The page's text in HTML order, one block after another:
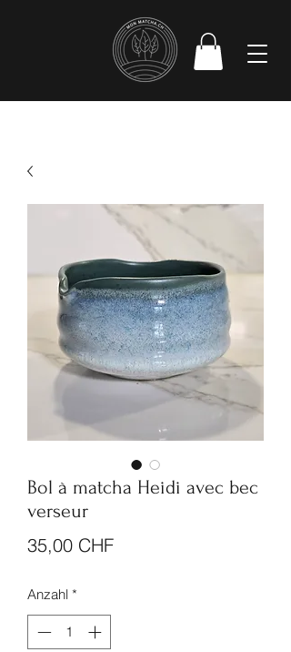
Bol à matcha Heidi avec bec
verseur
35,00 CHFPreis
Anzahl *